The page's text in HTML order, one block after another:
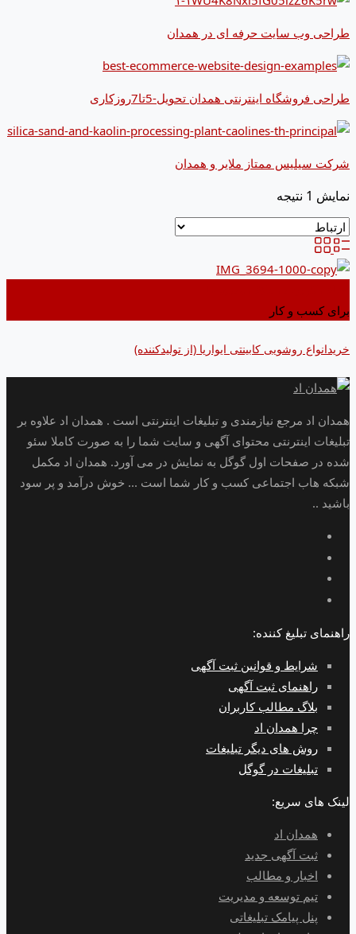
طراحی وب سایت حرفه ای در همدان
طراحی فروشگاه اینترنتی همدان تحویل-5تا7روزکاری
شرکت سیلیس ممتاز ملایر و همدان
نمایش 1 نتیجه
برای کسب و کار
خریدانواع روشویی کابینتی ایواریا (از تولیدکننده)
همدان اد مرجع نیازمندی و تبلیغات اینترنتی است . همدان اد علاوه بر
تبلیغات اینترنتی محتوای آگهی و سایت شما را به صورت کاملا سئو
شده در صفحات اول گوگل به نمایش در می آورد. همدان اد مکمل
شبکه هاب اجتماعی کسب و کار شما است ... خوش درآمد و پر سود
باشید ..
راهنمای تبلیغ کننده:
شرایط و قوانین ثبت آگهی
راهنمای ثبت آگهی
بلاگ مطالب کاربران
چرا همدان اد
روش های دیگر تبلیغات
تبلیغات در گوگل
لینک های سریع:
همدان اد
ثبت آگهی جدید
اخبار و مطالب
تیم توسعه و مدیریت
پنل پیامک تبلیغاتی